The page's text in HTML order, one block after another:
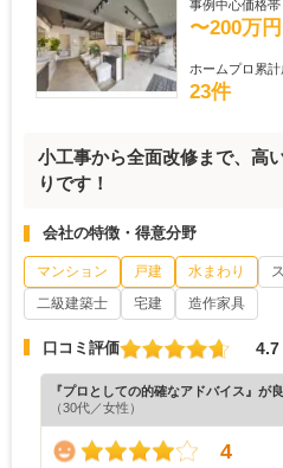
事例中心価格帯
〜200万円
ホームプロ累
23件
小工事から全面改修まで、高
りです！
会社の特徴・得意分野
マンション 戸建 水まわり
二級建築士
宅建 造作家具
口コミ評価 4.7
『プロとしての的確なアドバイス』が
（30代／女性）
4